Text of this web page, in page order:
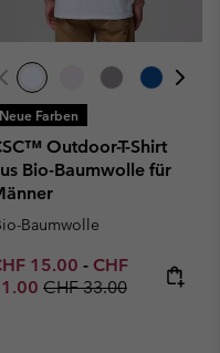
Neue Farben
Outdoor-T-Shirt
Bio-Baumwolle für
Baumwolle
sale price:
15.00 - Maximum sale
CHF
Regular price:
CHF 33.00